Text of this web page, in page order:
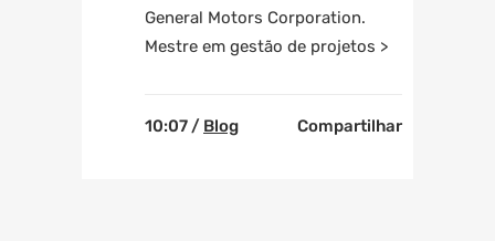
General Motors Corporation.
Mestre em gestão de projetos >
10:07 / Blog Compartilhar